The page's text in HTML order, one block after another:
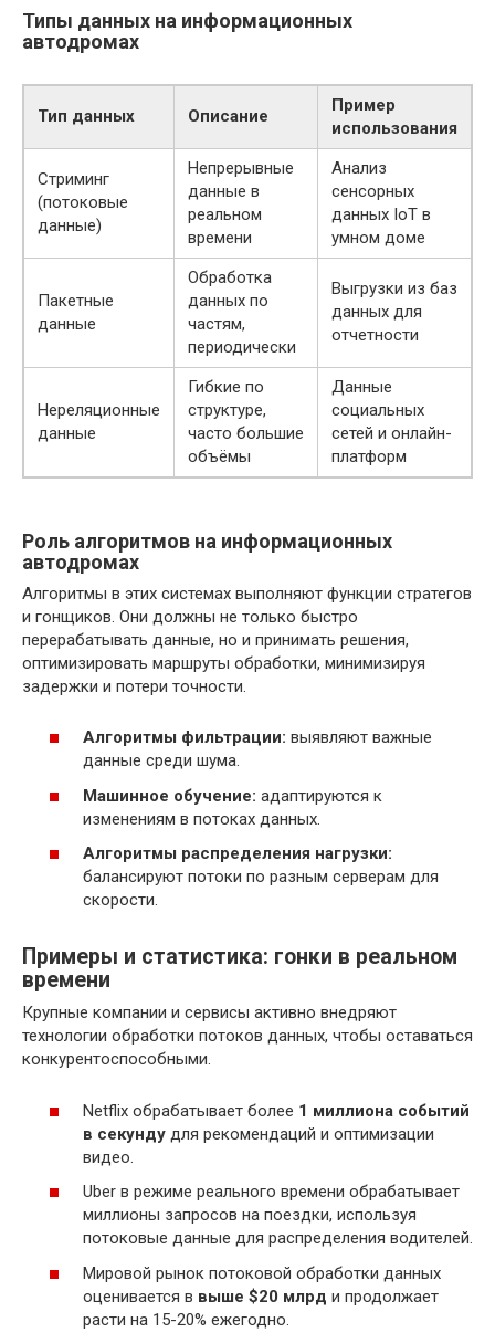
Типы данных на информационных
автодромах
Тип данных Описание
Пример
использования
Стриминг
(потоковые
данные)
Непрерывные
данные в
реальном
времени
Анализ
сенсорных
данных IoT в
умном доме
Пакетные
данные
Обработка
данных по
частям,
периодически
Выгрузки из баз
данных для
отчетности
Нереляционные
данные
Гибкие по
структуре,
часто большие
объёмы
Данные
социальных
сетей и онлайн-
платформ
Роль алгоритмов на информационных
автодромах
Алгоритмы в этих системах выполняют функции стратегов
и гонщиков. Они должны не только быстро
перерабатывать данные, но и принимать решения,
оптимизировать маршруты обработки, минимизируя
задержки и потери точности.
Алгоритмы фильтрации: выявляют важные
данные среди шума.
Машинное обучение: адаптируются к
изменениям в потоках данных.
Алгоритмы распределения нагрузки:
балансируют потоки по разным серверам для
скорости.
Примеры и статистика: гонки в реальном
времени
Крупные компании и сервисы активно внедряют
технологии обработки потоков данных, чтобы оставаться
конкурентоспособными.
Netflix обрабатывает более 1 миллиона событий
в секунду для рекомендаций и оптимизации
видео.
Uber в режиме реального времени обрабатывает
миллионы запросов на поездки, используя
потоковые данные для распределения водителей.
Мировой рынок потоковой обработки данных
оценивается в выше $20 млрд и продолжает
расти на 15-20% ежегодно.